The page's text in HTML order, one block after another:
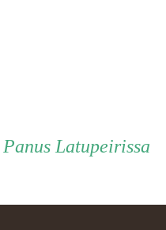
Vader
Panus Latupeirissa